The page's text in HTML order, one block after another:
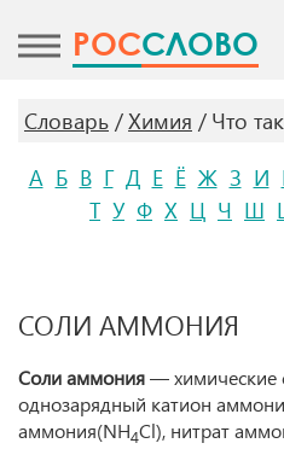
POCСЛОВО
Словарь Химия
Что
А Б В Г Д Е Ё Ж З И
Т У Ф Х Ц Ч Ш
СОЛИ АММОНИЯ
Соли аммония— химические
однозарядный катион
аммония(NH4Cl), нитрат